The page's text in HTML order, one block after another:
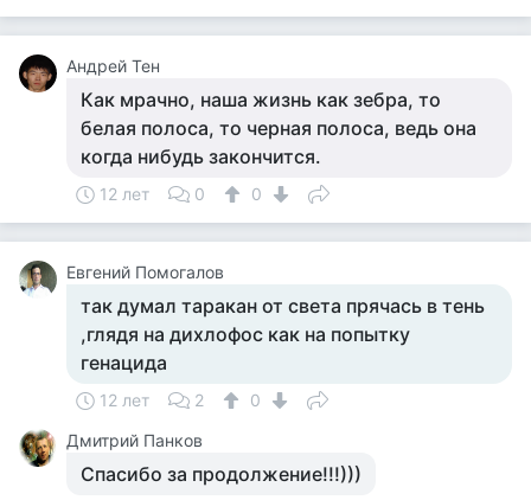
Андрей Тен
Как мрачно, наша жизнь как зебра, то
белая полоса, то черная полоса, ведь она
когда нибудь закончится.
12 лет 0 0
Евгений Помогалов
так думал таракан от света прячась в тень
,глядя на дихлофос как на попытку
генацида
12 лет 2
0
Дмитрий Панков
Спасибо за продолжение!!!)))